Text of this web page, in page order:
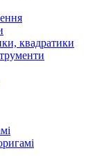
квадратики